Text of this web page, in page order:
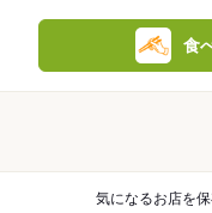
食
気になるお店を